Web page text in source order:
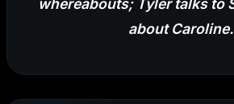
whereabouts; Tyler talks to
about Caroline.